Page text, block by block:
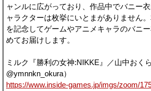
ャンルに広がっており、作品中でバニー
ャラクターは枚挙にいとまがありません
を記念してゲームやアニメキャラのバニ
めてお届けします。
ミルク『勝利の女神:NIKKE』／山中おく
@ymnnkn_okura）
https://www.inside-games.jp/imgs/zoom/